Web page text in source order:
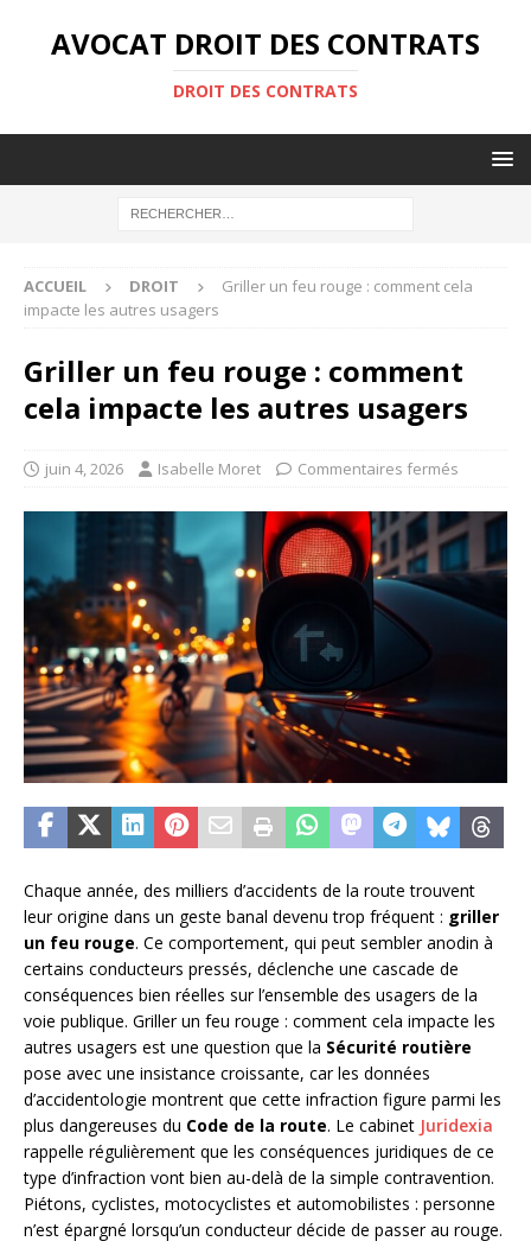
AVOCAT DROIT DES CONTRATS
DROIT DES CONTRATS
ACCUEIL DROIT
Griller un feu rouge : comment cela
impacte les autres usagers
Griller un feu rouge : comment
cela impacte les autres usagers
juin 4, 2026 Isabelle Moret Commentaires fermés
Chaque année, des milliers d’accidents de la route trouvent
leur origine dans un geste banal devenu trop fréquent : griller
un feu rouge. Ce comportement, qui peut sembler anodin à
certains conducteurs pressés, déclenche une cascade de
conséquences bien réelles sur l’ensemble des usagers de la
voie publique. Griller un feu rouge : comment cela impacte les
autres usagers est une question que la Sécurité routière
pose avec une insistance croissante, car les données
d’accidentologie montrent que cette infraction figure parmi les
plus dangereuses du Code de la route. Le cabinet Juridexia
rappelle régulièrement que les conséquences juridiques de ce
type d’infraction vont bien au-delà de la simple contravention.
Piétons, cyclistes, motocyclistes et automobilistes : personne
n’est épargné lorsqu’un conducteur décide de passer au rouge.